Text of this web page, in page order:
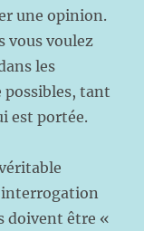
une opinion.
vous voulez
les
possibles, tant
est portée.
doivent être «